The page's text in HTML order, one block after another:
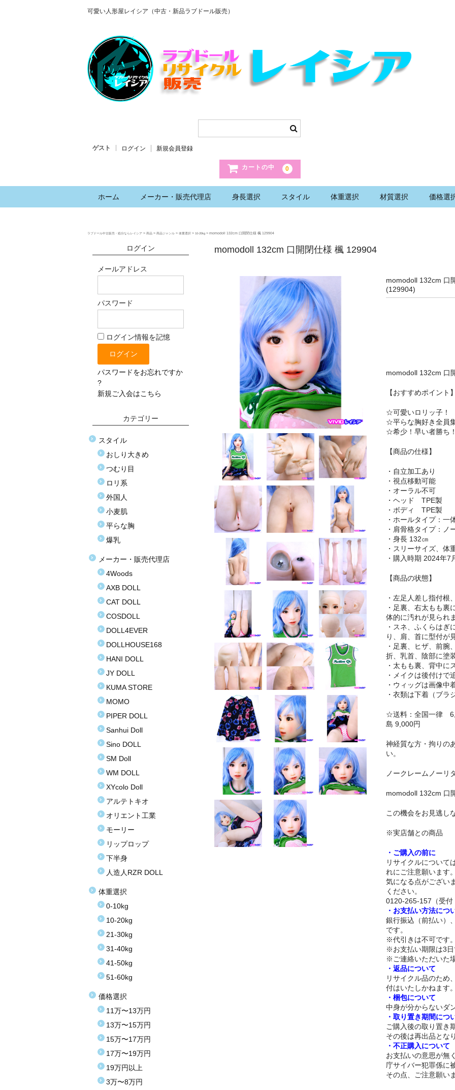
可愛い人形屋レイシア（中古・新品ラブドール販売）
ゲスト ログイン 新規会員登録
カートの中 0
ホーム メーカー・販売代理店 身長選択 スタイル 体重選択 材質選択 価格選
ラブドール中古販売・処分ならレイシア > 商品 > 商品ジャンル > 体重選択 > 10-20kg > momodoll 132cm 口開閉仕様 楓 129904
momodoll 132cm 口開閉仕様 楓 129904
momodoll 132cm 口
(129904)
momodoll 132cm 口
【おすすめポイント】
☆可愛いロリッ子！
☆平らな胸好き全員
☆希少！早い者勝ち！
【商品の仕様】
・自立加工あり
・視点移動可能
・オーラル不可
・ヘッド TPE製
・ボディ TPE製
・ホールタイプ：一
・肩骨格タイプ：ノ
・身長 132㎝
・スリーサイズ、体
・購入時期 2024年7
【商品の状態】
・左足人差し指付根
・足裏、右太もも裏
体的に汚れが見られま
・スネ、ふくらはぎ
り、肩、首に型付が
・足裏、ヒザ、前腕
折、乳首、陰部に塗
・太もも裏、背中に
・メイクは後付けで
・ウィッグは画像中
・衣類は下着（ブラ
☆送料：全国一律
島 9,000円
神経質な方・拘りの
い。
ノークレームノーリ
momodoll 132cm 口
この機会をお見逃し
※実店舗との商品
・ご購入の前に
リサイクルについて
れにご注意願います
気になる点がござい
ください。
0120-265-157（受付
・お支払い方法につ
銀行振込（前払い）
です。
※代引きは不可です。
※お支払い期限は3日
※ご連絡いただいた
・返品について
リサイクル品のため
付はいたしかねます。
・梱包について
中身が分からないダ
・取り置き期間につ
ご購入後の取り置き
その後は再出品とな
・不正購入について
お支払いの意思が無
庁サイバー犯罪係に
その点、ご注意願いま
ログイン
メールアドレス
パスワード
ログイン情報を記憶
パスワードをお忘れですか
?
新規ご入会はこちら
カテゴリー
スタイル
おしり大きめ
つむり目
ロリ系
外国人
小麦肌
平らな胸
爆乳
メーカー・販売代理店
4Woods
AXB DOLL
CAT DOLL
COSDOLL
DOLL4EVER
DOLLHOUSE168
HANI DOLL
JY DOLL
KUMA STORE
MOMO
PIPER DOLL
Sanhui Doll
Sino DOLL
SM Doll
WM DOLL
XYcolo Doll
アルテトキオ
オリエント工業
モーリー
リップロップ
下半身
人造人RZR DOLL
体重選択
0-10kg
10-20kg
21-30kg
31-40kg
41-50kg
51-60kg
価格選択
11万〜13万円
13万〜15万円
15万〜17万円
17万〜19万円
19万円以上
3万〜8万円